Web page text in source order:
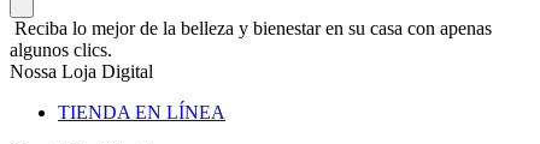
Reciba lo mejor de la belleza y bienestar en su casa con apenas
algunos clics.
Nossa Loja Digital
TIENDA EN LÍNEA